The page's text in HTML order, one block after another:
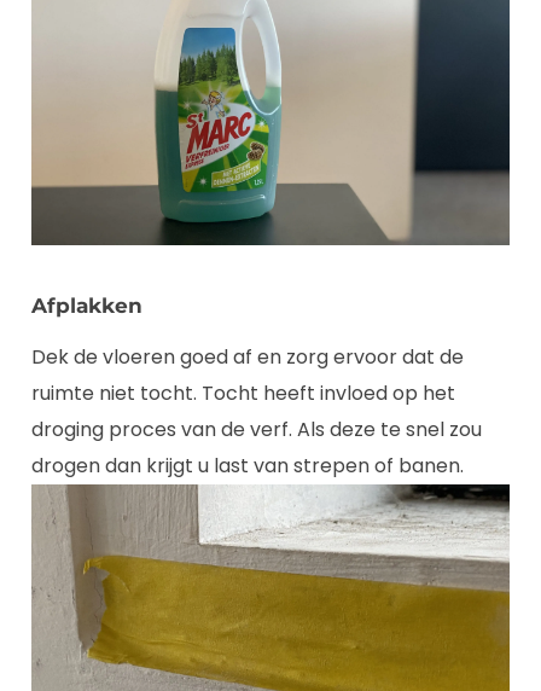
Afplakken
Dek de vloeren goed af en zorg ervoor dat de
ruimte niet tocht. Tocht heeft invloed op het
droging proces van de verf. Als deze te snel zou
drogen dan krijgt u last van strepen of banen.